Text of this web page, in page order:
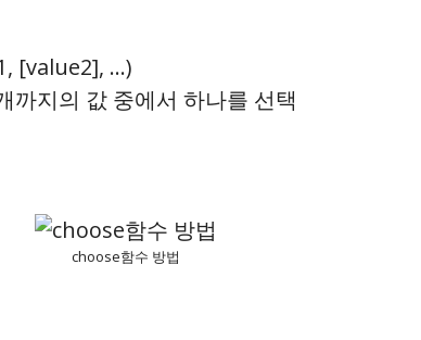
[value2], …)
까지의 값 중에서 하나를 선택
choose함수 방법